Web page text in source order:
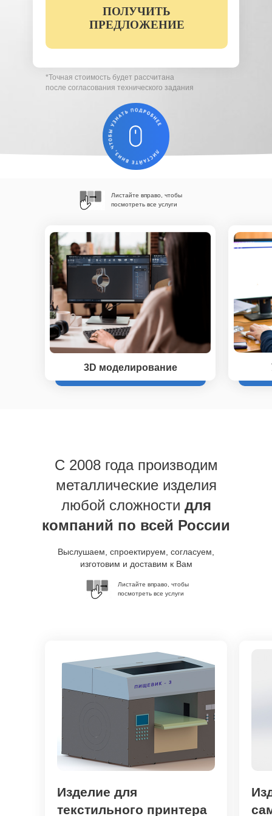
*Точная стоимость будет рассчитана
после согласования технического задания
Вы соглашаетесь с условиями обработки
персональных данных (ознакомиться)
ПОЛУЧИТЬ
ПРЕДЛОЖЕНИЕ
3D моделирование
Листайте вправо, чтобы
посмотреть все услуги
C 2008 года производим
металлические изделия
любой сложности для
компаний по всей России
Выслушаем, спроектируем, согласуем,
изготовим и доставим к Вам
Листайте вправо, чтобы
посмотреть все услуги
Изделие для
текстильного принтера